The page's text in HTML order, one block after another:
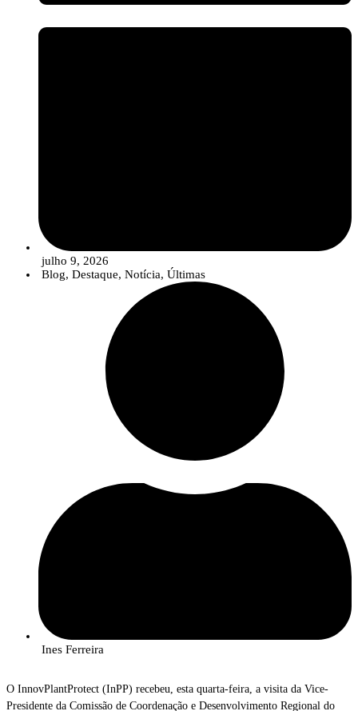
julho 9, 2026
Blog, Destaque, Notícia, Últimas
Ines Ferreira
O InnovPlantProtect (InPP) recebeu, esta quarta-feira, a visita da Vice-
Presidente da Comissão de Coordenação e Desenvolvimento Regional do